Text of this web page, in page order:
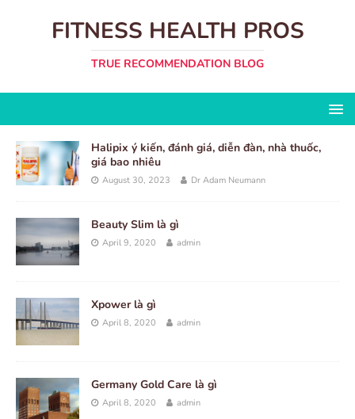
FITNESS HEALTH PROS
TRUE RECOMMENDATION BLOG
Halipix ý kiến, đánh giá, diễn đàn, nhà thuốc,
giá bao nhiêu
August 30, 2023 Dr Adam Neumann
Beauty Slim là gì
April 9, 2020 admin
Xpower là gì
April 8, 2020 admin
Germany Gold Care là gì
April 8, 2020 admin